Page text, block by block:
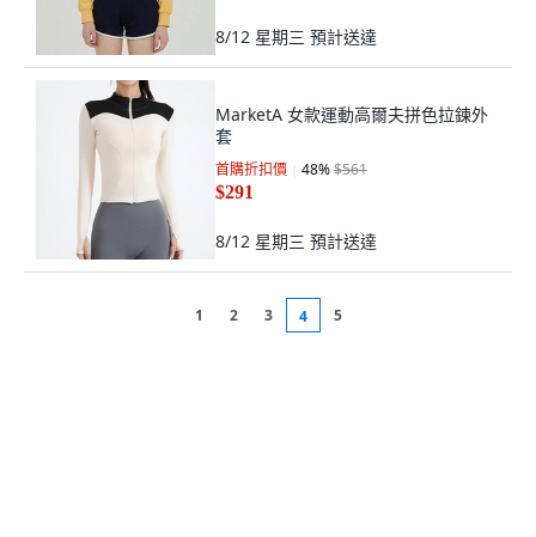
8/12 星期三 預計送達
MarketA 女款運動高爾夫拼色拉鍊外
套
首購折扣價 48%$561
$291
8/12 星期三 預計送達
1 2 3 4 5